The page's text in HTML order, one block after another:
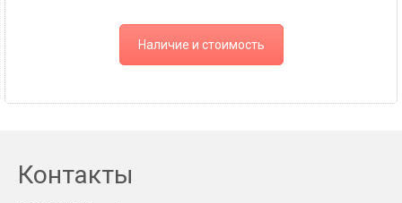
Наличие и стоимость
Контакты